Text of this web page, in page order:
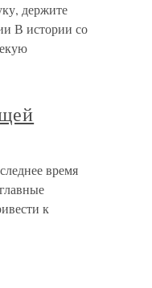
держите
В истории со
время
к